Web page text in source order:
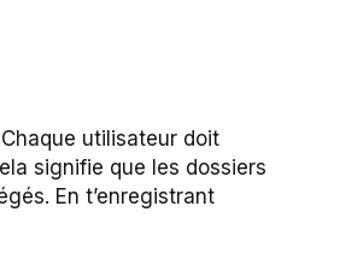
utilisateur doit
signifie que les dossiers
En t’enregistrant